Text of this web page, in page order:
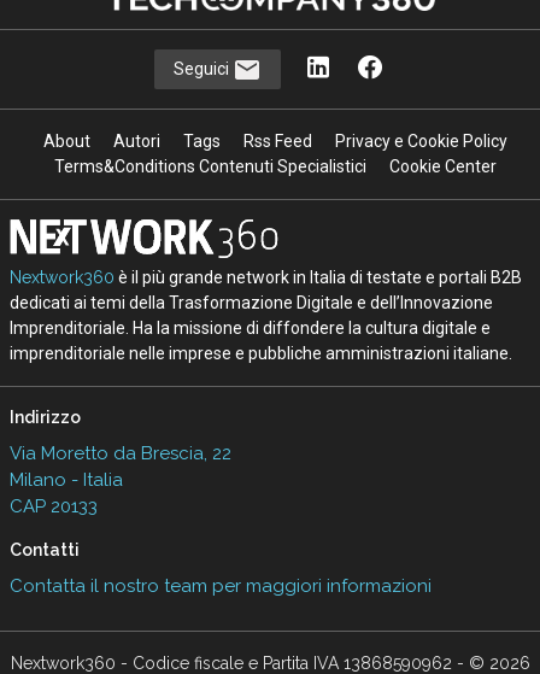
Seguici
About Autori Tags Rss Feed
Privacy e Cookie Policy
Terms&Conditions Contenuti Specialistici
Cookie Center
Nextwork360 è il più grande network in Italia di testate e portali B2B
dedicati ai temi della Trasformazione Digitale e dell’Innovazione
Imprenditoriale. Ha la missione di diffondere la cultura digitale e
imprenditoriale nelle imprese e pubbliche amministrazioni italiane.
Indirizzo
Via Moretto da Brescia, 22
Milano - Italia
CAP 20133
Contatti
Contatta il nostro team per maggiori informazioni
Nextwork360 - Codice fiscale e Partita IVA 13868590962 - © 2026